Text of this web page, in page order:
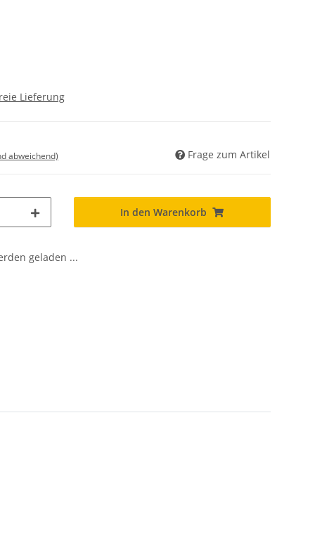
Lieferung
abweichend) Frage zum Artikel
In den Warenkorb
geladen ...